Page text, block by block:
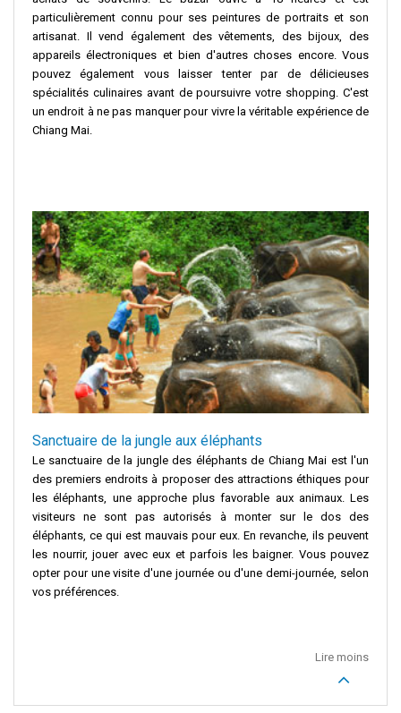
particulièrement connu pour ses peintures de portraits et son
artisanat. Il vend également des vêtements, des bijoux, des
appareils électroniques et bien d'autres choses encore. Vous
pouvez également vous laisser tenter par de délicieuses
spécialités culinaires avant de poursuivre votre shopping. C'est
un endroit à ne pas manquer pour vivre la véritable expérience de
Chiang Mai.
Sanctuaire de la jungle aux éléphants
Le sanctuaire de la jungle des éléphants de Chiang Mai est l'un
des premiers endroits à proposer des attractions éthiques pour
les éléphants, une approche plus favorable aux animaux. Les
visiteurs ne sont pas autorisés à monter sur le dos des
éléphants, ce qui est mauvais pour eux. En revanche, ils peuvent
les nourrir, jouer avec eux et parfois les baigner. Vous pouvez
opter pour une visite d'une journée ou d'une demi-journée, selon
vos préférences.
Lire moins